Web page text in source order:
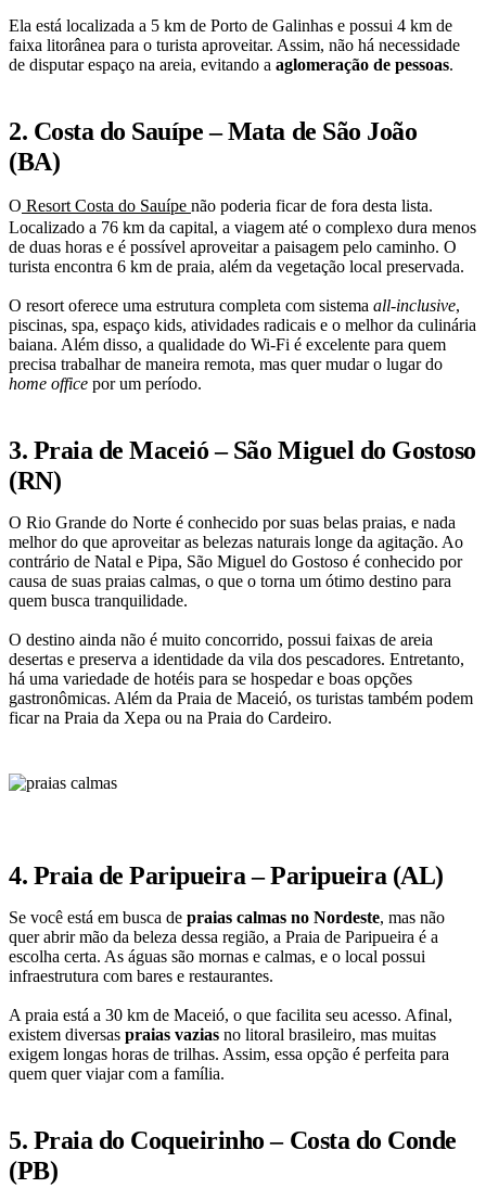
Ela está localizada a 5 km de Porto de Galinhas e possui 4 km de
faixa litorânea para o turista aproveitar. Assim, não há necessidade
de disputar espaço na areia, evitando a aglomeração de pessoas.
2. Costa do Sauípe – Mata de São João
(BA)
O Resort Costa do Sauípe não poderia ficar de fora desta lista.
Localizado a 76 km da capital, a viagem até o complexo dura menos
de duas horas e é possível aproveitar a paisagem pelo caminho. O
turista encontra 6 km de praia, além da vegetação local preservada.
O resort oferece uma estrutura completa com sistema all-inclusive,
piscinas, spa, espaço kids, atividades radicais e o melhor da culinária
baiana. Além disso, a qualidade do Wi-Fi é excelente para quem
precisa trabalhar de maneira remota, mas quer mudar o lugar do
home office por um período.
3. Praia de Maceió – São Miguel do Gostoso
(RN)
O Rio Grande do Norte é conhecido por suas belas praias, e nada
melhor do que aproveitar as belezas naturais longe da agitação. Ao
contrário de Natal e Pipa, São Miguel do Gostoso é conhecido por
causa de suas praias calmas, o que o torna um ótimo destino para
quem busca tranquilidade.
O destino ainda não é muito concorrido, possui faixas de areia
desertas e preserva a identidade da vila dos pescadores. Entretanto,
há uma variedade de hotéis para se hospedar e boas opções
gastronômicas. Além da Praia de Maceió, os turistas também podem
ficar na Praia da Xepa ou na Praia do Cardeiro.
4. Praia de Paripueira – Paripueira (AL)
Se você está em busca de praias calmas no Nordeste, mas não
quer abrir mão da beleza dessa região, a Praia de Paripueira é a
escolha certa. As águas são mornas e calmas, e o local possui
infraestrutura com bares e restaurantes.
A praia está a 30 km de Maceió, o que facilita seu acesso. Afinal,
existem diversas praias vazias no litoral brasileiro, mas muitas
exigem longas horas de trilhas. Assim, essa opção é perfeita para
quem quer viajar com a família.
5. Praia do Coqueirinho – Costa do Conde
(PB)